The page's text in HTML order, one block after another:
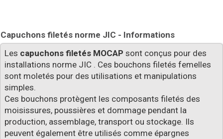
Capuchons filetés norme JIC - Informations
Les capuchons filetés MOCAP sont conçus pour des
installations norme JIC . Ces bouchons filetés femelles
sont moletés pour des utilisations et manipulations
simples.
Ces bouchons protègent les composants filetés des
moisissures, poussières et dommage pendant la
production, assemblage, transport ou stockage. Ils
peuvent également être utilisés comme épargnes